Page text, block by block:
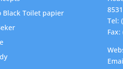
Black Toilet papier
Tel:
Fax: